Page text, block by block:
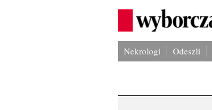
Nekrologi Odeszli